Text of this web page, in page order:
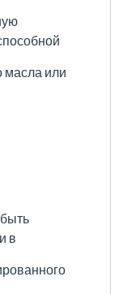
масла или
в